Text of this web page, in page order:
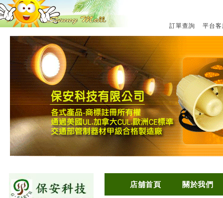
平台客
訂單查詢
店舖首頁 關於我們